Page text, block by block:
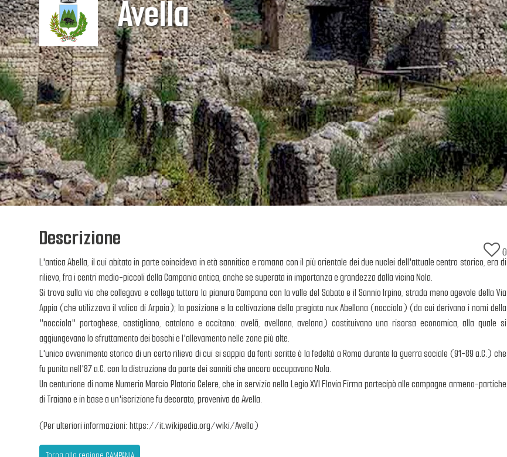
Avella
Descrizione
0
L'antica Abella, il cui abitato in parte coincideva in età sannitica e romana con il più orientale dei due nuclei dell'attuale centro storico, era di
rilievo, fra i centri medio-piccoli della Campania antica, anche se superata in importanza e grandezza dalla vicina Nola.
Si trova sulla via che collegava e collega tuttora la pianura Campana con la valle del Sabato e il Sannio Irpino, strada meno agevole della Via
Appia (che utilizzava il valico di Arpaia); la posizione e la coltivazione della pregiata nux Abellana (nocciola) (da cui derivano i nomi della
"nocciola" portoghese, castigliano, catalano e occitano: avelã, avellana, avelana) costituivano una risorsa economica, alla quale si
aggiungevano lo sfruttamento dei boschi e l'allevamento nelle zone più alte.
L'unico avvenimento storico di un certo rilievo di cui si sappia da fonti scritte è la fedeltà a Roma durante la guerra sociale (91-89 a.C.) che
fu punita nell'87 a.C. con la distruzione da parte dei sanniti che ancora occupavano Nola.
Un centurione di nome Numerio Marcio Platorio Celere, che in servizio nella Legio XVI Flavia Firma partecipò alle campagne armeno-partiche
di Traiano e in base a un'iscrizione fu decorato, proveniva da Avella.
(Per ulteriori informazioni: https://it.wikipedia.org/wiki/Avella)